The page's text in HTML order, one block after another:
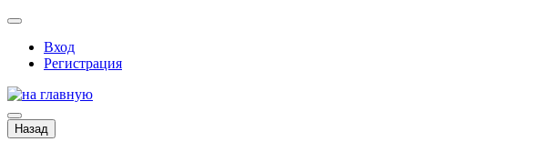
Вход
Регистрация
Назад